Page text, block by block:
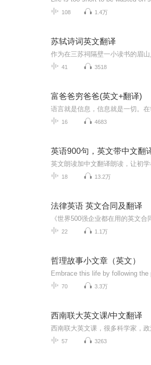
108 1.4万
苏轼诗词英文翻译
41 3518
富爸爸穷爸爸(英文+翻译)
16 4683
英语900句，英文带中文翻
18 13.2万
法律英语 英文合同及翻译
22 1.1万
哲理故事小文章（英文）
70 3.3万
西南联大英文课/中文翻译
57 3263